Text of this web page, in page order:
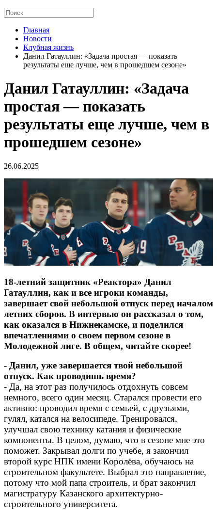
Главная
Новости
Клубная жизнь
Данил Гатауллин: «Задача простая — показать
результаты еще лучше, чем в прошедшем сезоне»
Данил Гатауллин: «Задача
простая — показать
результаты еще лучше, чем в
прошедшем сезоне»
26.06.2025
18-летний защитник «Реактора» Данил
Гатауллин, как и все игроки команды,
завершает свой небольшой отпуск перед началом
летних сборов. В интервью он рассказал о том,
как оказался в Нижнекамске, и поделился
впечатлениями о своем первом сезоне в
Молодежной лиге. В общем, читайте скорее!
- Данил, уже завершается твой небольшой
отпуск. Как проводишь время?
- Да, на этот раз получилось отдохнуть совсем
немного, всего один месяц. Старался провести его
активно: проводил время с семьей, с друзьями,
гулял, катался на велосипеде. Тренировался,
улучшал свою технику катания и физические
компоненты. В целом, думаю, что в сезоне мне это
поможет. Закрывал долги по учебе, я закончил
второй курс НПК имени Королёва, обучаюсь на
строительном факультете. Выбрал это направление,
потому что мой папа строитель, и брат закончил
магистратуру Казанского архитектурно-
строительного университета.